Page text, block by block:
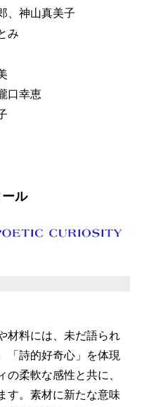
、神山真美子
み
口幸恵
ル
材料には、未だ語られ
「詩的好奇心」を体現
柔軟な感性と共に、
す。素材に新たな意味